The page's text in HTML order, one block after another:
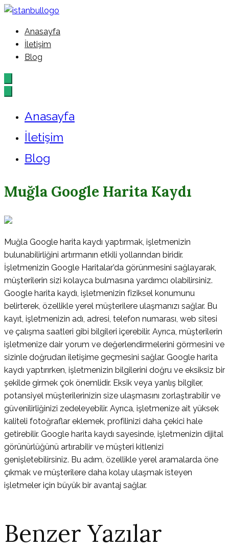
İçeriğe
İstanbul – Google – Reklam –
Ajansı
Anasayfa
İletişim
Blog
Anasayfa
İletişim
Blog
Muğla Google Harita Kaydı
Muğla Google harita kaydı yaptırmak, işletmenizin
bulunabilirliğini artırmanın etkili yollarından biridir.
İşletmenizin Google Haritalar’da görünmesini sağlayarak,
müşterilerin sizi kolayca bulmasına yardımcı olabilirsiniz.
Google harita kaydı, işletmenizin fiziksel konumunu
belirterek, özellikle yerel müşterilere ulaşmanızı sağlar. Bu
kayıt, işletmenizin adı, adresi, telefon numarası, web sitesi
ve çalışma saatleri gibi bilgileri içerebilir. Ayrıca, müşterilerin
işletmenize dair yorum ve değerlendirmelerini görmesini ve
sizinle doğrudan iletişime geçmesini sağlar. Google harita
kaydı yaptırırken, işletmenizin bilgilerini doğru ve eksiksiz bir
şekilde girmek çok önemlidir. Eksik veya yanlış bilgiler,
potansiyel müşterilerinizin size ulaşmasını zorlaştırabilir ve
güvenilirliğinizi zedeleyebilir. Ayrıca, işletmenize ait yüksek
kaliteli fotoğraflar eklemek, profilinizi daha çekici hale
getirebilir. Google harita kaydı sayesinde, işletmenizin dijital
görünürlüğünü artırabilir ve müşteri kitlenizi
genişletebilirsiniz. Bu adım, özellikle yerel aramalarda öne
çıkmak ve müşterilere daha kolay ulaşmak isteyen
işletmeler için büyük bir avantaj sağlar.
Benzer Yazılar